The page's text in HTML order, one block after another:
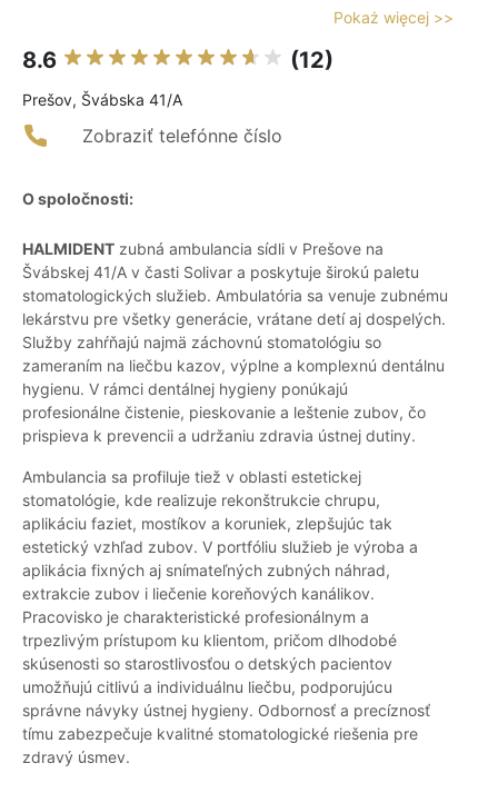
Pokaż więcej >>
8.6 (12)
Prešov, Švábska 41/A
Zobraziť telefónne číslo
O spoločnosti:
HALMIDENT zubná ambulancia sídli v Prešove na
Švábskej 41/A v časti Solivar a poskytuje širokú paletu
stomatologických služieb. Ambulatória sa venuje zubnému
lekárstvu pre všetky generácie, vrátane detí aj dospelých.
Služby zahŕňajú najmä záchovnú stomatológiu so
zameraním na liečbu kazov, výplne a komplexnú dentálnu
hygienu. V rámci dentálnej hygieny ponúkajú
profesionálne čistenie, pieskovanie a leštenie zubov, čo
prispieva k prevencii a udržaniu zdravia ústnej dutiny.
Ambulancia sa profiluje tiež v oblasti estetickej
stomatológie, kde realizuje rekonštrukcie chrupu,
aplikáciu faziet, mostíkov a koruniek, zlepšujúc tak
estetický vzhľad zubov. V portfóliu služieb je výroba a
aplikácia fixných aj snímateľných zubných náhrad,
extrakcie zubov i liečenie koreňových kanálikov.
Pracovisko je charakteristické profesionálnym a
trpezlivým prístupom ku klientom, pričom dlhodobé
skúsenosti so starostlivosťou o detských pacientov
umožňujú citlivú a individuálnu liečbu, podporujúcu
správne návyky ústnej hygieny. Odbornosť a precíznosť
tímu zabezpečuje kvalitné stomatologické riešenia pre
zdravý úsmev.